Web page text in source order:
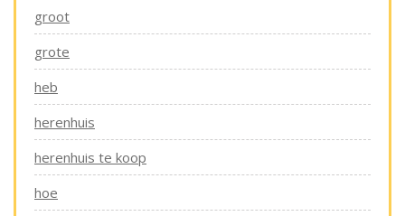
groot
grote
heb
herenhuis
herenhuis te koop
hoe